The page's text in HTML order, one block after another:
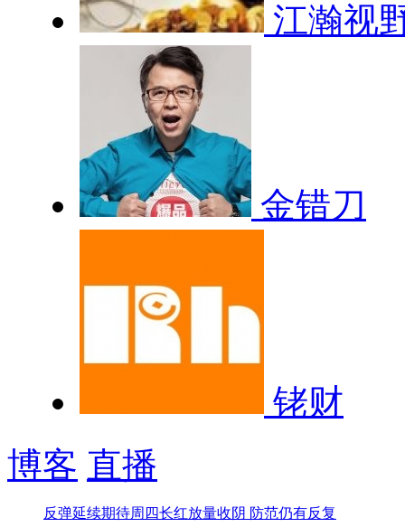
江瀚视
金错刀
铑财
博客 直播
反弹延续期待周四长红放量收阴 防范仍有反复